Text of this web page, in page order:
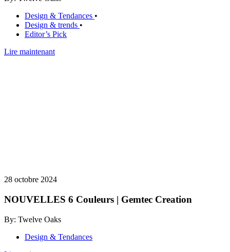
Design & Tendances •
Design & trends •
Editor’s Pick
Lire maintenant
28 octobre 2024
NOUVELLES 6 Couleurs | Gemtec Creation
By: Twelve Oaks
Design & Tendances